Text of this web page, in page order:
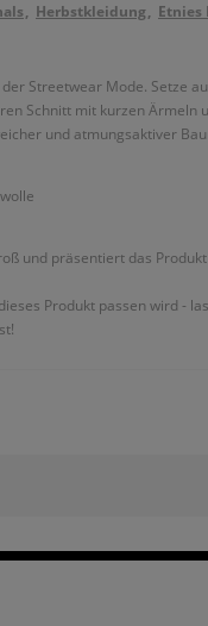
Herbstkleidung
Etnies
Streetwear Mode. Setze
Schnitt mit kurzen
und atmungsaktiver
und präsentiert das
Produkt passen wird -